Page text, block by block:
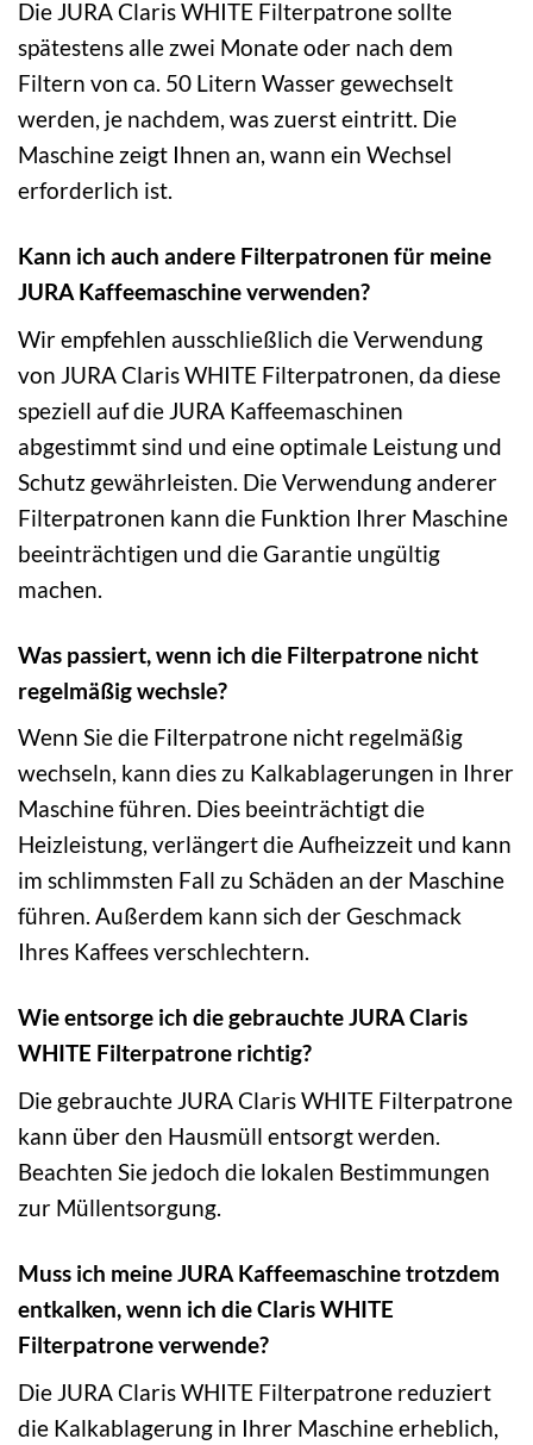
Die JURA Claris WHITE Filterpatrone sollte
spätestens alle zwei Monate oder nach dem
Filtern von ca. 50 Litern Wasser gewechselt
werden, je nachdem, was zuerst eintritt. Die
Maschine zeigt Ihnen an, wann ein Wechsel
erforderlich ist.
Kann ich auch andere Filterpatronen für meine
JURA Kaffeemaschine verwenden?
Wir empfehlen ausschließlich die Verwendung
von JURA Claris WHITE Filterpatronen, da diese
speziell auf die JURA Kaffeemaschinen
abgestimmt sind und eine optimale Leistung und
Schutz gewährleisten. Die Verwendung anderer
Filterpatronen kann die Funktion Ihrer Maschine
beeinträchtigen und die Garantie ungültig
machen.
Was passiert, wenn ich die Filterpatrone nicht
regelmäßig wechsle?
Wenn Sie die Filterpatrone nicht regelmäßig
wechseln, kann dies zu Kalkablagerungen in Ihrer
Maschine führen. Dies beeinträchtigt die
Heizleistung, verlängert die Aufheizzeit und kann
im schlimmsten Fall zu Schäden an der Maschine
führen. Außerdem kann sich der Geschmack
Ihres Kaffees verschlechtern.
Wie entsorge ich die gebrauchte JURA Claris
WHITE Filterpatrone richtig?
Die gebrauchte JURA Claris WHITE Filterpatrone
kann über den Hausmüll entsorgt werden.
Beachten Sie jedoch die lokalen Bestimmungen
zur Müllentsorgung.
Muss ich meine JURA Kaffeemaschine trotzdem
entkalken, wenn ich die Claris WHITE
Filterpatrone verwende?
Die JURA Claris WHITE Filterpatrone reduziert
die Kalkablagerung in Ihrer Maschine erheblich,